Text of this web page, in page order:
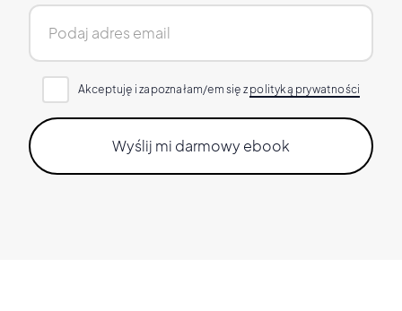
Akceptuję i zapoznałam/em się z polityką prywatności